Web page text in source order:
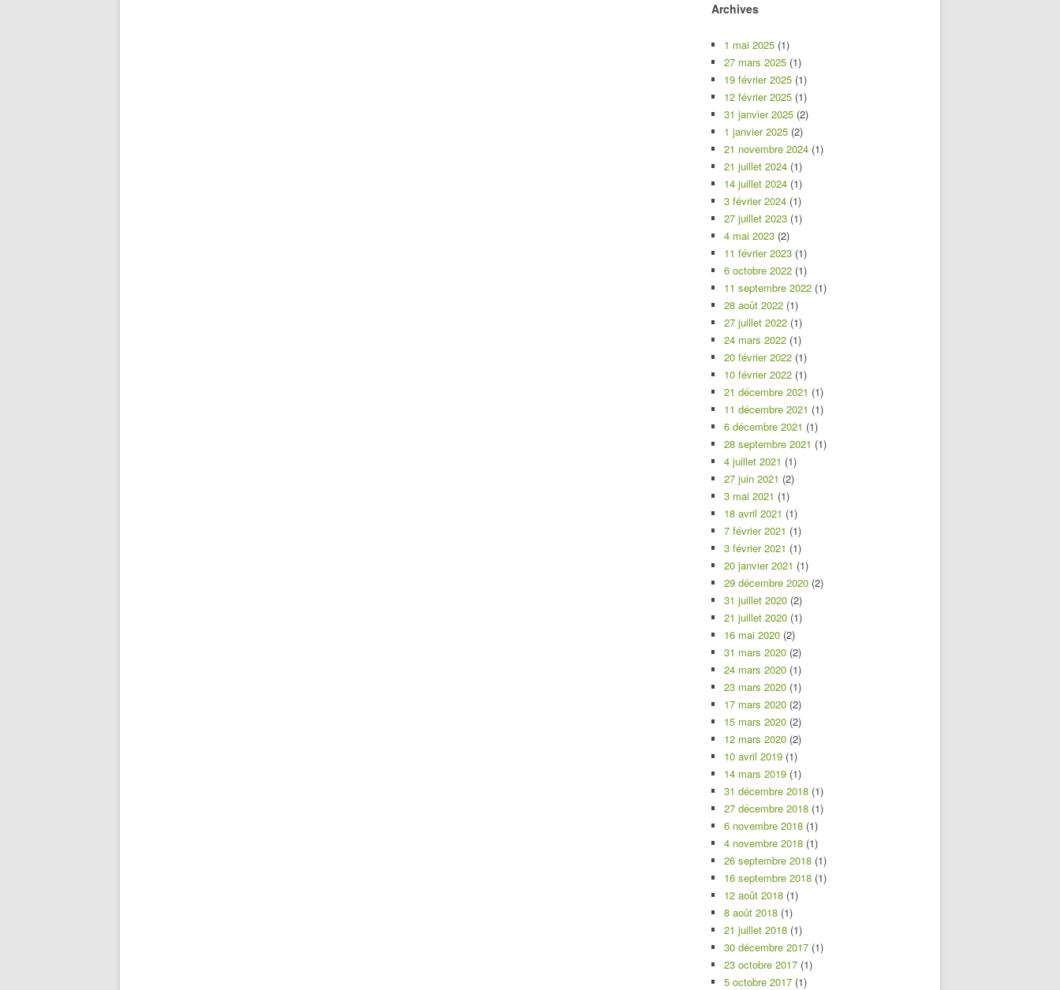
Archives
1 mai 2025 (1)
27 mars 2025 (1)
19 février 2025 (1)
12 février 2025 (1)
31 janvier 2025 (2)
1 janvier 2025 (2)
21 novembre 2024 (1)
21 juillet 2024 (1)
14 juillet 2024 (1)
3 février 2024 (1)
27 juillet 2023 (1)
4 mai 2023 (2)
11 février 2023 (1)
6 octobre 2022 (1)
11 septembre 2022 (1)
28 août 2022 (1)
27 juillet 2022 (1)
24 mars 2022 (1)
20 février 2022 (1)
10 février 2022 (1)
21 décembre 2021 (1)
11 décembre 2021 (1)
6 décembre 2021 (1)
28 septembre 2021 (1)
4 juillet 2021 (1)
27 juin 2021 (2)
3 mai 2021 (1)
18 avril 2021 (1)
7 février 2021 (1)
3 février 2021 (1)
20 janvier 2021 (1)
29 décembre 2020 (2)
31 juillet 2020 (2)
21 juillet 2020 (1)
16 mai 2020 (2)
31 mars 2020 (2)
24 mars 2020 (1)
23 mars 2020 (1)
17 mars 2020 (2)
15 mars 2020 (2)
12 mars 2020 (2)
10 avril 2019 (1)
14 mars 2019 (1)
31 décembre 2018 (1)
27 décembre 2018 (1)
6 novembre 2018 (1)
4 novembre 2018 (1)
26 septembre 2018 (1)
16 septembre 2018 (1)
12 août 2018 (1)
8 août 2018 (1)
21 juillet 2018 (1)
30 décembre 2017 (1)
23 octobre 2017 (1)
5 octobre 2017 (1)